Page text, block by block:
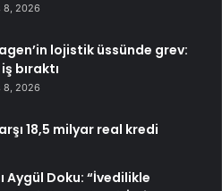
8, 2026
lojistik üssünde grev:
bıraktı
8, 2026
18,5 milyar real kredi
Aygül Doku: “İvedilikle